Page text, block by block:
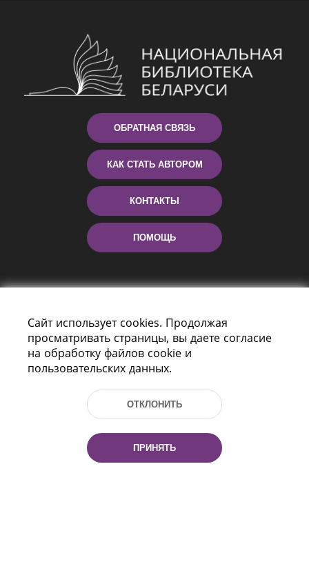
ОБРАТНАЯ СВЯЗЬ
КАК СТАТЬ АВТОРОМ
КОНТАКТЫ
ПОМОЩЬ
Пр-т Независимости 116
Тел.: (+375 17) 368 37 37, Факс: (+375 17)
Эл. почта: inbox@nlb.by
Сайт использует cookies. Продолжая
просматривать страницы, вы даете согласие
на обработку файлов cookie и
пользовательских данных.
ОТКЛОНИТЬ
ПРИНЯТЬ